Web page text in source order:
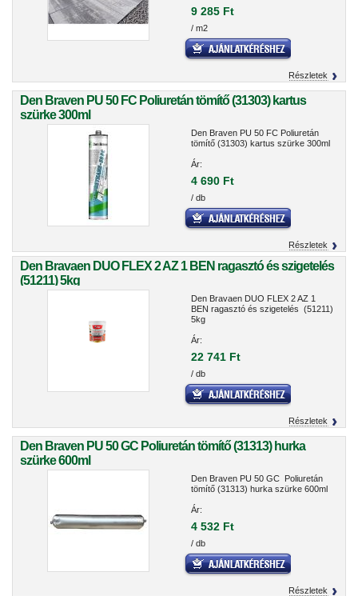
9 285 Ft
/ m2
Részletek
Den Braven PU 50 FC Poliuretán tömítő (31303) kartus
szürke 300ml
Den Braven PU 50 FC Poliuretán
tömítő (31303) kartus szürke 300ml
Ár:
4 690 Ft
/ db
Részletek
Den Bravaen DUO FLEX 2 AZ 1 BEN ragasztó és szigetelés
(51211) 5kg
Den Bravaen DUO FLEX 2 AZ 1
BEN ragasztó és szigetelés (51211)
5kg
Ár:
22 741 Ft
/ db
Részletek
Den Braven PU 50 GC Poliuretán tömítő (31313) hurka
szürke 600ml
Den Braven PU 50 GC Poliuretán
tömítő (31313) hurka szürke 600ml
Ár:
4 532 Ft
/ db
Részletek